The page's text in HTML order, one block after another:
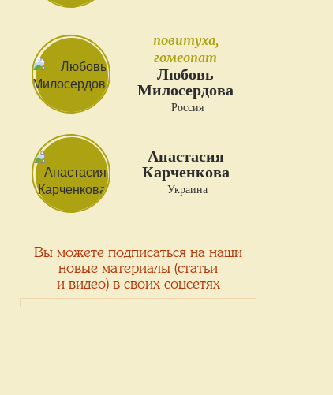
повитуха,
гомеопат
Любовь
Милосердова
Россия
Анастасия
Карченкова
Украина
Вы можете подписаться на наши
новые материалы (статьи
и видео) в своих соцсетях